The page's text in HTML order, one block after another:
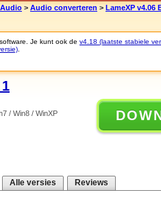
> Audio converteren > LameXP v4.06
Je kunt ook de v4.18 (laatste stabiele
/ Win8 / WinXP
Alle versies Reviews